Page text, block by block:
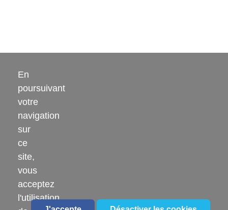
HÔPITAL LOEWEL
6 Rue du Moulin, 68140 Munster
En
poursuivant
votre
navigation
sur
ce
site,
vous
acceptez
l'utilisation